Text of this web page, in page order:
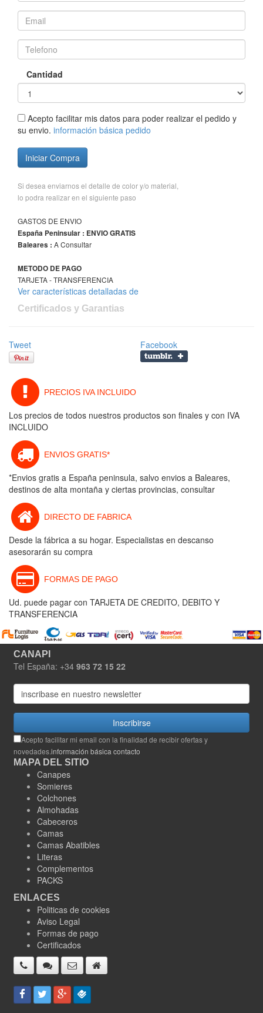
Cantidad
Acepto facilitar mis datos para poder realizar el pedido y
su envio. información básica pedido
Iniciar Compra
Si desea enviarnos el detalle de color y/o material,
lo podra realizar en el siguiente paso
GASTOS DE ENVIO
España Peninsular : ENVIO GRATIS
Baleares : A Consultar
METODO DE PAGO
TARJETA - TRANSFERENCIA
Ver características detalladas de
Certificados y Garantias
Tweet Facebook
PRECIOS IVA INCLUIDO
Los precios de todos nuestros productos son finales y con IVA
INCLUIDO
ENVIOS GRATIS*
*Envios gratis a España peninsula, salvo envios a Baleares,
destinos de alta montaña y ciertas provincias, consultar
DIRECTO DE FABRICA
Desde la fábrica a su hogar. Especialistas en descanso
asesorarán su compra
FORMAS DE PAGO
Ud. puede pagar con TARJETA DE CREDITO, DEBITO Y
TRANSFERENCIA
CANAPI
Tel España: +34 963 72 15 22
Inscribirse
Acepto facilitar mi email con la finalidad de recibir ofertas y
novedades.información básica contacto
MAPA DEL SITIO
Canapes
Somieres
Colchones
Almohadas
Cabeceros
Camas
Camas Abatibles
Literas
Complementos
PACKS
ENLACES
Politicas de cookies
Aviso Legal
Formas de pago
Certificados